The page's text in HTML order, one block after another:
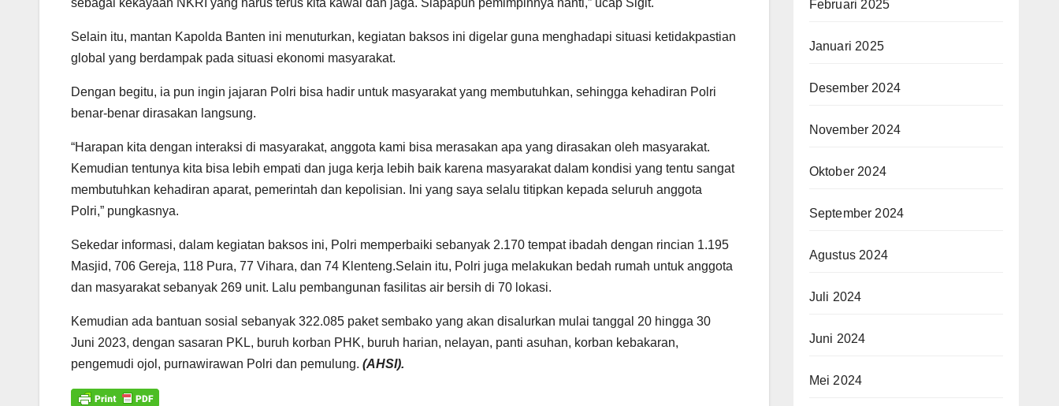
Selain itu, mantan Kapolda Banten ini menuturkan, kegiatan baksos ini digelar guna menghadapi situasi ketidakpastian
global yang berdampak pada situasi ekonomi masyarakat.
Dengan begitu, ia pun ingin jajaran Polri bisa hadir untuk masyarakat yang membutuhkan, sehingga kehadiran Polri
benar-benar dirasakan langsung.
“Harapan kita dengan interaksi di masyarakat, anggota kami bisa merasakan apa yang dirasakan oleh masyarakat.
Kemudian tentunya kita bisa lebih empati dan juga kerja lebih baik karena masyarakat dalam kondisi yang tentu sangat
membutuhkan kehadiran aparat, pemerintah dan kepolisian. Ini yang saya selalu titipkan kepada seluruh anggota
Polri,” pungkasnya.
Sekedar informasi, dalam kegiatan baksos ini, Polri memperbaiki sebanyak 2.170 tempat ibadah dengan rincian 1.195
Masjid, 706 Gereja, 118 Pura, 77 Vihara, dan 74 Klenteng.Selain itu, Polri juga melakukan bedah rumah untuk anggota
dan masyarakat sebanyak 269 unit. Lalu pembangunan fasilitas air bersih di 70 lokasi.
Kemudian ada bantuan sosial sebanyak 322.085 paket sembako yang akan disalurkan mulai tanggal 20 hingga 30
Juni 2023, dengan sasaran PKL, buruh korban PHK, buruh harian, nelayan, panti asuhan, korban kebakaran,
pengemudi ojol, purnawirawan Polri dan pemulung. (AHSI).
Februari 2025
Januari 2025
Desember 2024
November 2024
Oktober 2024
September 2024
Agustus 2024
Juli 2024
Juni 2024
Mei 2024